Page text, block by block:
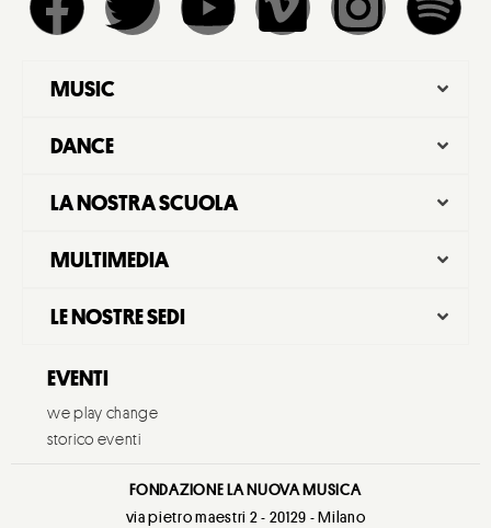
MUSIC
DANCE
LA NOSTRA SCUOLA
MULTIMEDIA
LE NOSTRE SEDI
EVENTI
we play change
storico eventi
FONDAZIONE LA NUOVA MUSICA
via pietro maestri 2 - 20129 - Milano